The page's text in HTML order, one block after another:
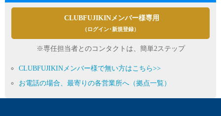
CLUBFUJIKINメンバー様専用
（ログイン･新規登録）
※専任担当者とのコンタクトは、簡単2ステップ
CLUBFUJIKINメンバー様で無い方はこちら>>
お電話の場合、最寄りの各営業所へ（拠点一覧）